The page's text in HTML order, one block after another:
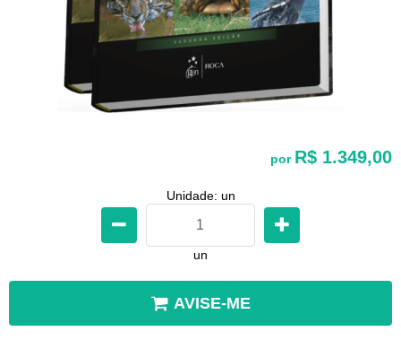
por R$ 1.349,00
Unidade: un
un
AVISE-ME